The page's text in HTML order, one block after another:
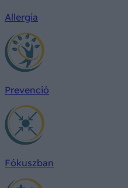
Allergia
Prevenció
Fókuszban